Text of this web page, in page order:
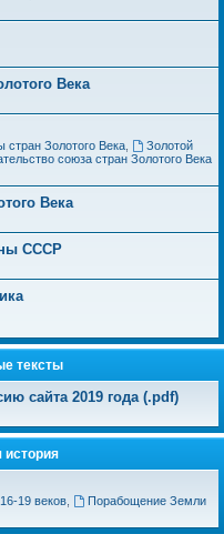
Века
стран Золотого Века,
Золотой
союза стран Золотого Века
Века
СССР
тексты
сайта 2019 года (.pdf)
история
19 веков,
Порабощение Земли